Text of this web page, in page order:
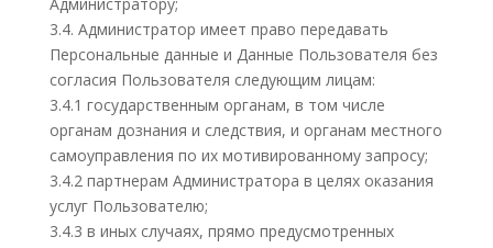
3.4. Администратор имеет право передавать
Персональные данные и Данные Пользователя без
согласия Пользователя следующим лицам:
3.4.1 государственным органам, в том числе
органам дознания и следствия, и органам местного
самоуправления по их мотивированному запросу;
3.4.2 партнерам Администратора в целях оказания
услуг Пользователю;
3.4.3 в иных случаях, прямо предусмотренных